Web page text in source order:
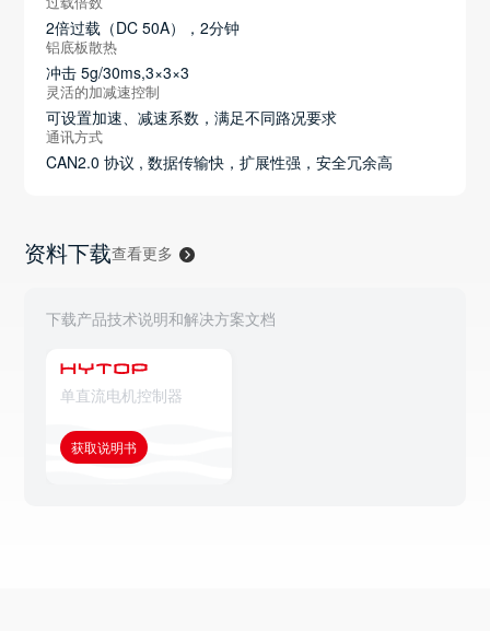
2倍过载（DC 50A），2分钟
铝底板散热
冲击 5g/30ms,3×3×3
灵活的加减速控制
可设置加速、减速系数，满足不同路况要求
通讯方式
CAN2.0 协议 , 数据传输快，扩展性强，安全冗余高
资料下载查看更多
下载产品技术说明和解决方案文档
单直流电机控制器
获取说明书